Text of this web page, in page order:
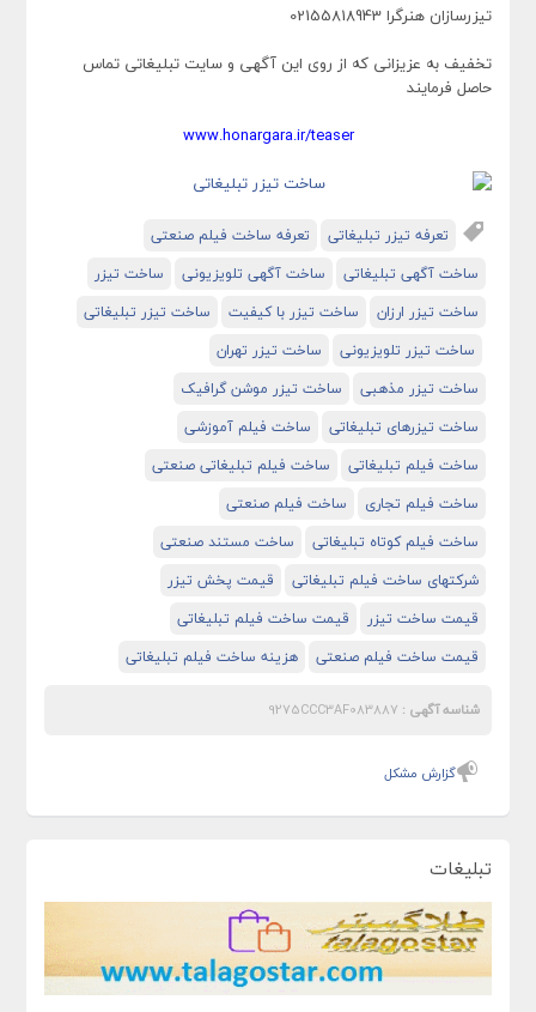
تیزرسازان هنرگرا 02155818943
تخفیف به عزیزانی که از روی این آگهی و سایت تبلیغاتی تماس
حاصل فرمایند
www.honargara.ir/teaser
تعرفه تیزر تبلیغاتی
تعرفه ساخت فیلم صنعتی
ساخت آگهی تبلیغاتی
ساخت آگهی تلویزیونی
ساخت تیزر
ساخت تیزر ارزان
ساخت تیزر با کیفیت
ساخت تیزر تبلیغاتی
ساخت تیزر تلویزیونی
ساخت تیزر تهران
ساخت تیزر مذهبی
ساخت تیزر موشن گرافیک
ساخت تیزرهای تبلیغاتی
ساخت فیلم آموزشی
ساخت فیلم تبلیغاتی
ساخت فیلم تبلیغاتی صنعتی
ساخت فیلم تجاری
ساخت فیلم صنعتی
ساخت فیلم کوتاه تبلیغاتی
ساخت مستند صنعتی
شرکتهای ساخت فیلم تبلیغاتی
قیمت پخش تیزر
قیمت ساخت تیزر
قیمت ساخت فیلم تبلیغاتی
قیمت ساخت فیلم صنعتی
هزینه ساخت فیلم تبلیغاتی
شناسه آگهی :
گزارش مشکل
تبلیغات